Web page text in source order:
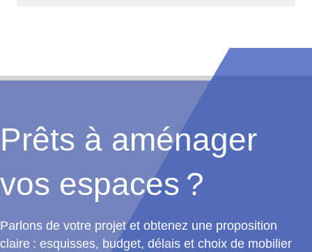
Prêts à aménager
vos espaces ?
Parlons de votre projet et obtenez une proposition
claire : esquisses, budget, délais et choix de mobilier